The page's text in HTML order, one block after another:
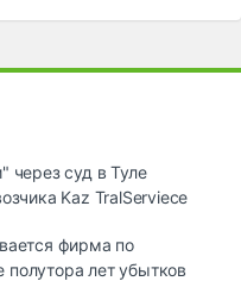
через суд в Туле
Kaz TralServiece
фирма по
лет убытков